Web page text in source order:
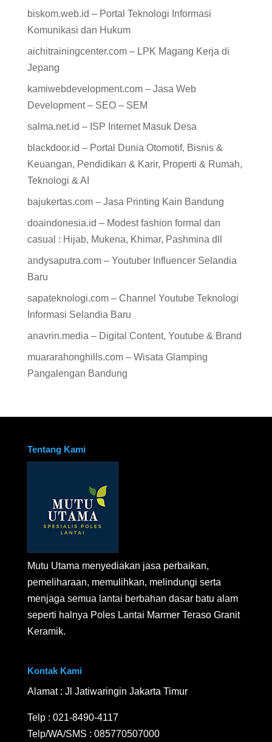
biskom.web.id – Portal Teknologi Informasi
Komunikasi dan Hukum
aichitrainingcenter.com – LPK Magang Kerja di
Jepang
kamiwebdevelopment.com – Jasa Web
Development – SEO – SEM
salma.net.id – ISP Internet Masuk Desa
blackdoor.id – Portal Dunia Otomotif, Bisnis &
Keuangan, Pendidikan & Karir, Properti & Rumah,
Teknologi & AI
bajukertas.com – Jasa Printing Kain Bandung
doaindonesia.id – Modest fashion formal dan
casual : Hijab, Mukena, Khimar, Pashmina dll
andysaputra.com – Youtuber Influencer Selandia
Baru
sapateknologi.com – Channel Youtube Teknologi
Informasi Selandia Baru
anavrin.media – Digital Content, Youtube & Brand
muararahonghills.com – Wisata Glamping
Pangalengan Bandung
Tentang Kami
Mutu Utama menyediakan jasa perbaikan,
pemeliharaan, memulihkan, melindungi serta
menjaga semua lantai berbahan dasar batu alam
seperti halnya Poles Lantai Marmer Teraso Granit
Keramik.
Kontak Kami
Alamat : Jl Jatiwaringin Jakarta Timur
Telp : 021-8490-4117
Telp/WA/SMS : 085770507000